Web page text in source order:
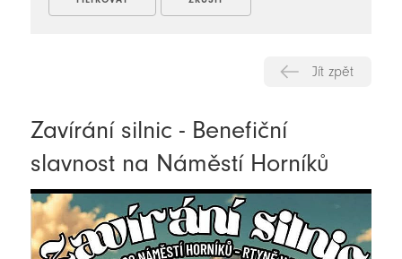
Jít zpět
Zavírání silnic - Benefiční
slavnost na Náměstí Horníků